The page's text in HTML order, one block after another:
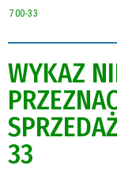
700-33
WYKAZ
33